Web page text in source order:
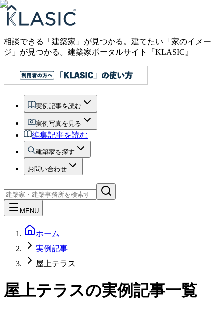
相談できる「建築家」が見つかる。建てたい「家のイメー
ジ」が見つかる。 建築家ポータルサイト『KLASIC』
実例記事を読む
実例写真を見る
編集記事を読む
建築家を探す
お問い合わせ
MENU
ホーム
実例記事
屋上テラス
屋上テラスの実例記事一覧